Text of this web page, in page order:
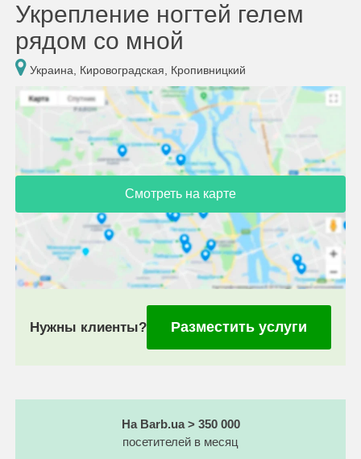
Укрепление ногтей гелем
рядом со мной
Украина, Кировоградская, Кропивницкий
Смотреть на карте
Нужны клиенты? Разместить услуги
На Barb.ua > 350 000
посетителей в месяц